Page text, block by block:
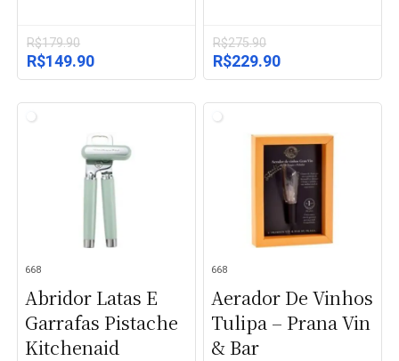
R$179.90
O
preço
era:
R$179.90.
R$149.90O
preço
R$149.90.
R$275.90
O
preço
era:
R$275.90.
R$229.90O
preço
R$229.90.
668
Abridor Latas E
Garrafas Pistache
Kitchenaid
668
Aerador De Vinhos
Tulipa – Prana Vin
& Bar